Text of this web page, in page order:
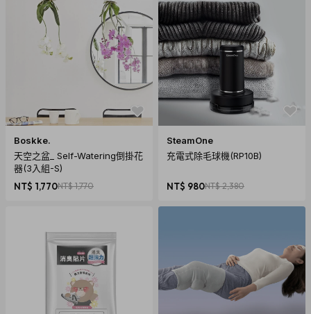
Boskke.
天空之盆_ Self-Watering倒掛花
器(3入組-S)
NT$ 1,770NT$ 1,770
SteamOne
充電式除毛球機(RP10B)
NT$ 980NT$ 2,380